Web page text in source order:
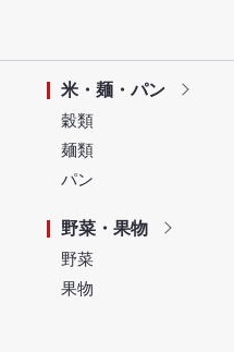
米・麺・パン
穀類
麺類
パン
野菜・果物
野菜
果物